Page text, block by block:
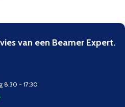
van een Beamer Expert.
8.30 - 17:30